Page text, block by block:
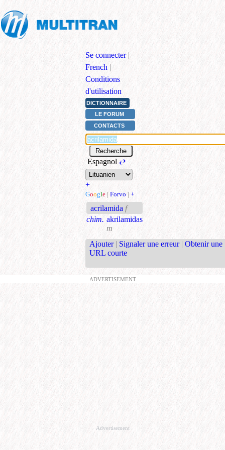
Se connecter |
French |
Conditions
d'utilisation
DICTIONNAIRE
LE FORUM
CONTACTS
Espagnol ⇄
+
Google | Forvo | +
acrilamida f
chim. akrilamidas
m
Ajouter | Signaler une erreur | Obtenir une
URL courte
ADVERTISEMENT
Advertisement